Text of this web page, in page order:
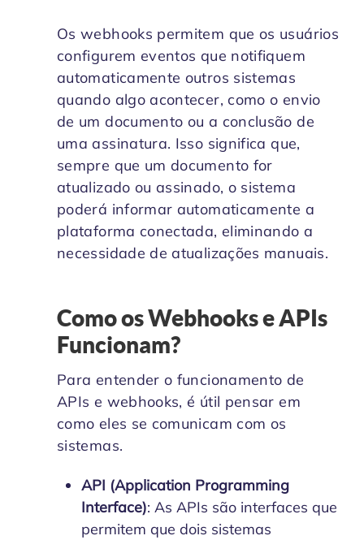
Os webhooks permitem que os usuários
configurem eventos que notifiquem
automaticamente outros sistemas
quando algo acontecer, como o envio
de um documento ou a conclusão de
uma assinatura. Isso significa que,
sempre que um documento for
atualizado ou assinado, o sistema
poderá informar automaticamente a
plataforma conectada, eliminando a
necessidade de atualizações manuais.
Como os Webhooks e APIs
Funcionam?
Para entender o funcionamento de
APIs e webhooks, é útil pensar em
como eles se comunicam com os
sistemas.
API (Application Programming
Interface): As APIs são interfaces que
permitem que dois sistemas